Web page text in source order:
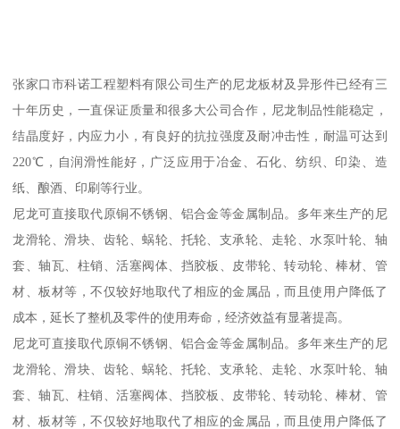
张家口市科诺工程塑料有限公司生产的尼龙板材及异形件已经有三
十年历史，一直保证质量和很多大公司合作，尼龙制品性能稳定，
结晶度好，内应力小，有良好的抗拉强度及耐冲击性，耐温可达到
220℃，自润滑性能好，广泛应用于冶金、石化、纺织、印染、造
纸、酿酒、印刷等行业。
尼龙可直接取代原铜不锈钢、铝合金等金属制品。多年来生产的尼
龙滑轮、滑块、齿轮、蜗轮、托轮、支承轮、走轮、水泵叶轮、轴
套、轴瓦、柱销、活塞阀体、挡胶板、皮带轮、转动轮、棒材、管
材、板材等，不仅较好地取代了相应的金属品，而且使用户降低了
成本，延长了整机及零件的使用寿命，经济效益有显著提高。
尼龙可直接取代原铜不锈钢、铝合金等金属制品。多年来生产的尼
龙滑轮、滑块、齿轮、蜗轮、托轮、支承轮、走轮、水泵叶轮、轴
套、轴瓦、柱销、活塞阀体、挡胶板、皮带轮、转动轮、棒材、管
材、板材等，不仅较好地取代了相应的金属品，而且使用户降低了